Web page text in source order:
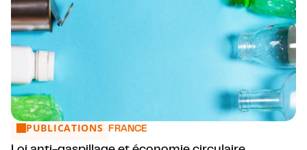
Loi anti-gaspillage et économie circulaire
PUBLICATIONS FRANCE